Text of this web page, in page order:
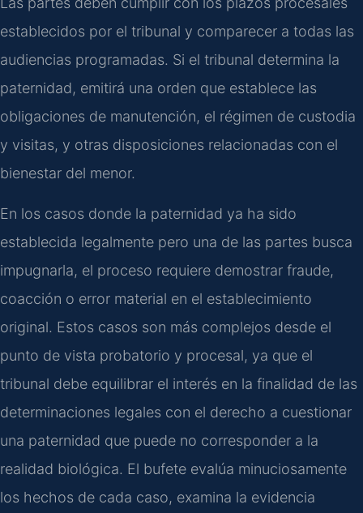
establecidos por el tribunal y comparecer a todas las
audiencias programadas. Si el tribunal determina la
paternidad, emitirá una orden que establece las
obligaciones de manutención, el régimen de custodia
y visitas, y otras disposiciones relacionadas con el
bienestar del menor.
En los casos donde la paternidad ya ha sido
establecida legalmente pero una de las partes busca
impugnarla, el proceso requiere demostrar fraude,
coacción o error material en el establecimiento
original. Estos casos son más complejos desde el
punto de vista probatorio y procesal, ya que el
tribunal debe equilibrar el interés en la finalidad de las
determinaciones legales con el derecho a cuestionar
una paternidad que puede no corresponder a la
realidad biológica. El bufete evalúa minuciosamente
los hechos de cada caso, examina la evidencia